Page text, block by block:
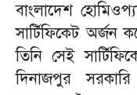
বাংলাদেশ
সার্টিফিকেট
তিনি সেই
দিনাজপুর সরকারি